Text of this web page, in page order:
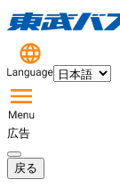
広告
戻る